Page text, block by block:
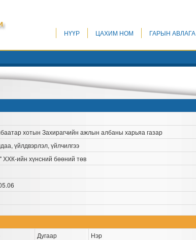
НҮҮР ЦАХИМ НОМ ГАРЫН АВЛАГА
хотын Захирагчийн ажлын албаны харьяа газар
үйлдвэрлэл, үйлчилгээ
ХХК-ийн хүнсний бөөний төв
Дугаар
Нэр